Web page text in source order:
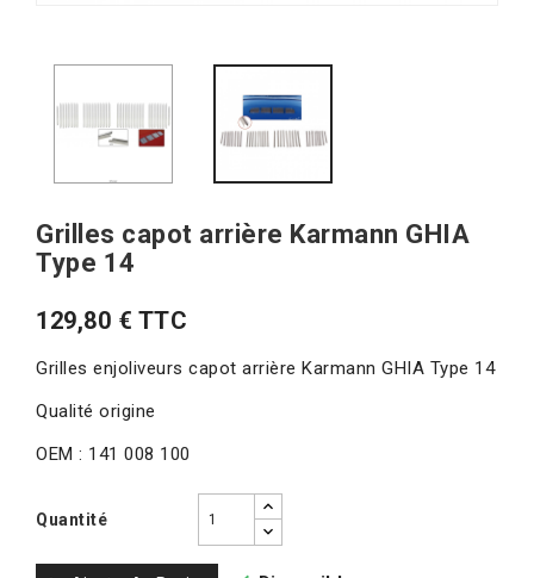
Grilles capot arrière Karmann GHIA
Type 14
129,80 € TTC
Grilles enjoliveurs capot arrière Karmann GHIA Type 14
Qualité origine
OEM : 141 008 100
Quantité